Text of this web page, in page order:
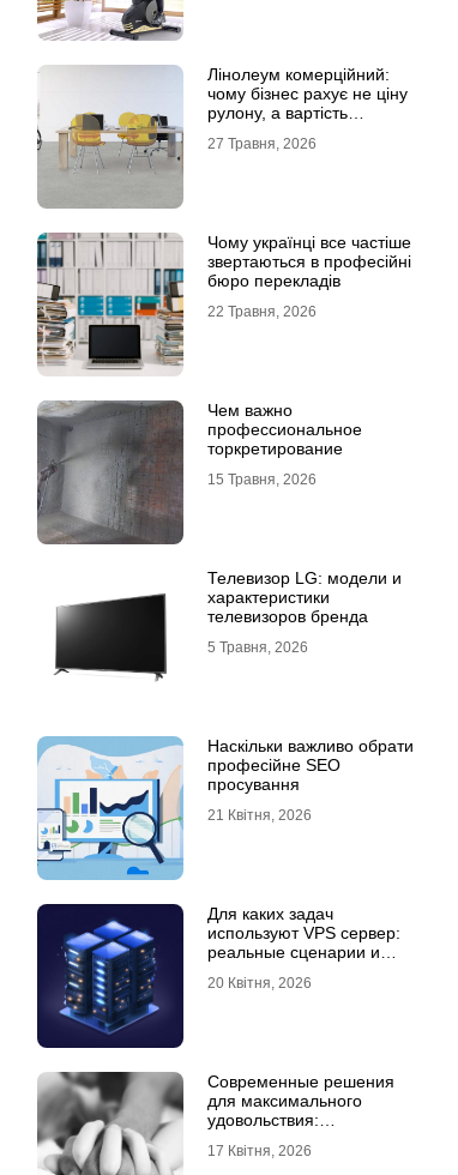
Лінолеум комерційний:
чому бізнес рахує не ціну
рулону, а вартість
27 Травня, 2026
Чому українці все частіше
звертаються в професійні
бюро перекладів
22 Травня, 2026
Чем важно
профессиональное
торкретирование
15 Травня, 2026
Телевизор LG: модели и
характеристики
телевизоров бренда
5 Травня, 2026
Наскільки важливо обрати
професійне SEO
просування
21 Квітня, 2026
Для каких задач
используют VPS сервер:
реальные сценарии и
20 Квітня, 2026
Современные решения
для максимального
удовольствия:
и Womanizer для женщин
17 Квітня, 2026